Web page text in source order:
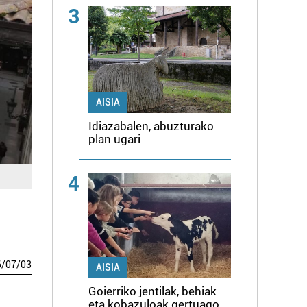
/07/03
3
AISIA
Idiazabalen, abuzturako
plan ugari
4
AISIA
Goierriko jentilak, behiak